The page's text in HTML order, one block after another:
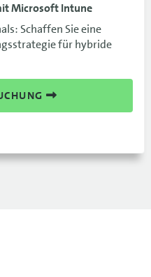
Microsoft Intune
Schaffen Sie eine
für hybride